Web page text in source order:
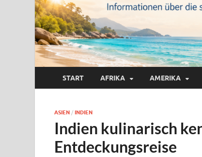
START AFRIKA AMERIKA
ASIEN / INDIEN
Indien kulinarisch
Entdeckungsreise